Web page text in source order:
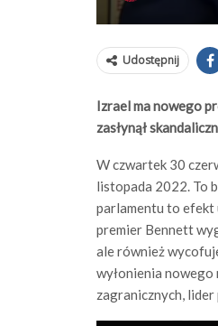
Udostępnij
Izrael ma nowego
zasłynął
W czwartek 30
listopada 2022. To
parlamentu to efekt
premier Bennett
ale również
wyłonienia nowego
zagranicznych,